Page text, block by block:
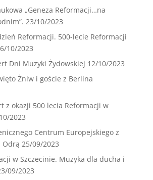
„Geneza Reformacji…na
23/10/2023
Reformacji. 500-lecie Reformacji
10/2023
Dni Muzyki Żydowskiej 12/10/2023
Żniw i goście z Berlina
z okazji 500 lecia Reformacji w
2023
Centrum Europejskiego z
Odrą 25/09/2023
w Szczecinie. Muzyka dla ducha i
09/2023